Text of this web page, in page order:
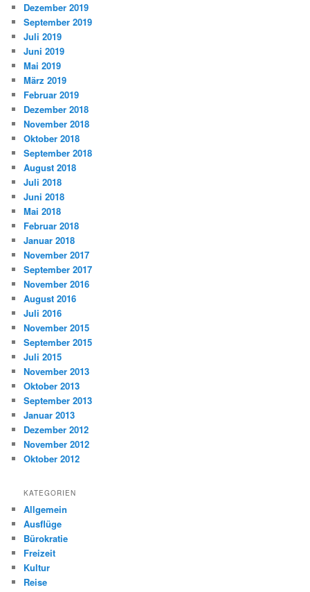
Dezember 2019
September 2019
Juli 2019
Juni 2019
Mai 2019
März 2019
Februar 2019
Dezember 2018
November 2018
Oktober 2018
September 2018
August 2018
Juli 2018
Juni 2018
Mai 2018
Februar 2018
Januar 2018
November 2017
September 2017
November 2016
August 2016
Juli 2016
November 2015
September 2015
Juli 2015
November 2013
Oktober 2013
September 2013
Januar 2013
Dezember 2012
November 2012
Oktober 2012
KATEGORIEN
Allgemein
Ausflüge
Bürokratie
Freizeit
Kultur
Reise